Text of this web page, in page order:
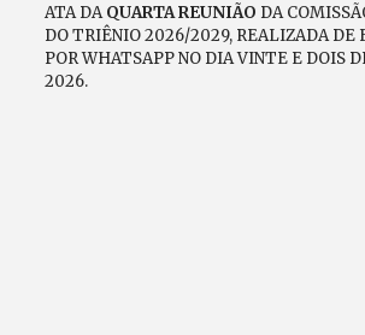
ATA DAQUARTA REUNIÃO DA
DO TRIÊNIO 2026/2029, REALIZADA DE
POR WHATSAPP NO DIA VINTE E DOIS
2026.